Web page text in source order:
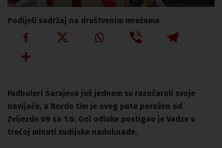
Podijeli sadržaj na društvenim mrežama
Fudbaleri Sarajeva još jednom su razočarali svoje
navijače, a Bordo tim je ovog puta poražen od
Zvijezde 09 sa 1:0. Gol odluke postigao je Vadze u
trećoj minuti sudijske nadoknade.